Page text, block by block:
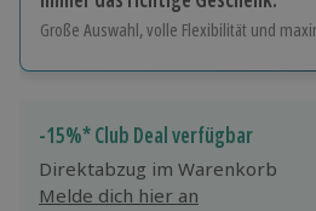
Große Auswahl, volle Flexibilität und
Jeder Gutschein für alle Erlebnisse
Maximale Sicherheit
3 Jahre gültig & verlängerbar.
-15%* Club Deal verfügbar
Direktabzug im Warenkorb
Melde dich hier an